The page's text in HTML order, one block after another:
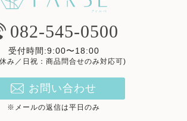
082-545-0500
受付時間:9:00〜18:00
み／日祝：商品問合せのみ対応可)
お問い合わせ
※メールの返信は平日のみ